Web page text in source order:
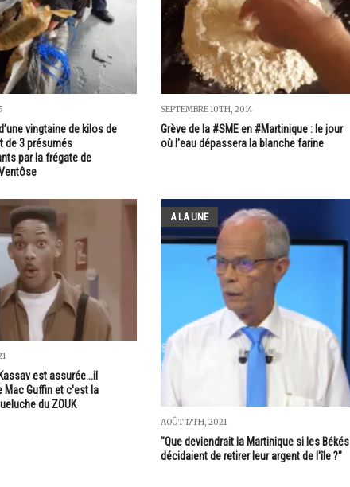
vingtaine de kilos de
de 3 présumés
par la frégate de
SEPTEMBRE 10TH, 2014
Grève de la #SME en #Martinique : le jour
où l'eau dépassera la blanche farine
est assurée...il
Mac Guffin et c'est la
du ZOUK
A LA UNE
AOÛT 17TH, 2021
"Que deviendrait la Martinique si les Békés
décidaient de retirer leur argent de l'île ?"